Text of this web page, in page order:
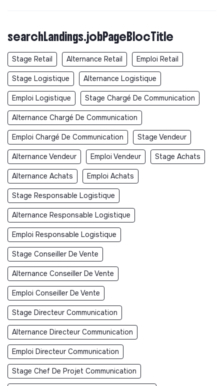
searchLandings.jobPageBlocTitle
Stage Retail Alternance Retail Emploi Retail
Stage Logistique Alternance Logistique
Emploi Logistique Stage Chargé De Communication
Alternance Chargé De Communication
Emploi Chargé De Communication Stage Vendeur
Alternance Vendeur Emploi Vendeur Stage Achats
Alternance Achats Emploi Achats
Stage Responsable Logistique
Alternance Responsable Logistique
Emploi Responsable Logistique
Stage Conseiller De Vente
Alternance Conseiller De Vente
Emploi Conseiller De Vente
Stage Directeur Communication
Alternance Directeur Communication
Emploi Directeur Communication
Stage Chef De Projet Communication